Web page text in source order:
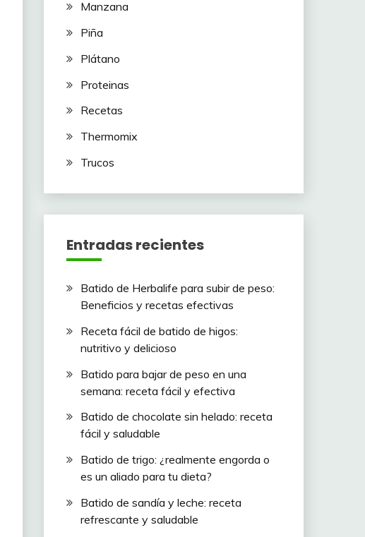
Manzana
Piña
Plátano
Proteinas
Recetas
Thermomix
Trucos
Entradas recientes
Batido de Herbalife para subir de peso:
Beneficios y recetas efectivas
Receta fácil de batido de higos:
nutritivo y delicioso
Batido para bajar de peso en una
semana: receta fácil y efectiva
Batido de chocolate sin helado: receta
fácil y saludable
Batido de trigo: ¿realmente engorda o
es un aliado para tu dieta?
Batido de sandía y leche: receta
refrescante y saludable